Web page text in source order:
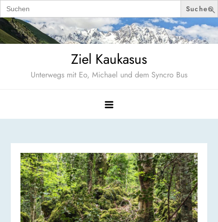
Search
for:
Skip
to
Ziel Kaukasus
Unterwegs mit Eo, Michael und dem Syncro Bus